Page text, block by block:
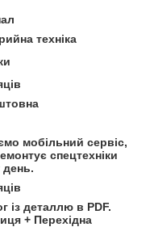
техніка
мобільний сервіс,
спецтехніки
день.
із деталлю в PDF.
+ Перехідна